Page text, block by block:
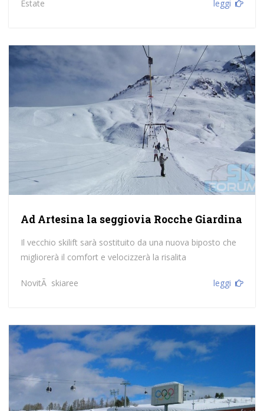
Estate leggi
Ad Artesina la seggiovia Rocche Giardina
Il vecchio skilift sarà sostituito da una nuova biposto che
migliorerà il comfort e velocizzerà la risalita
NovitÃ skiaree leggi